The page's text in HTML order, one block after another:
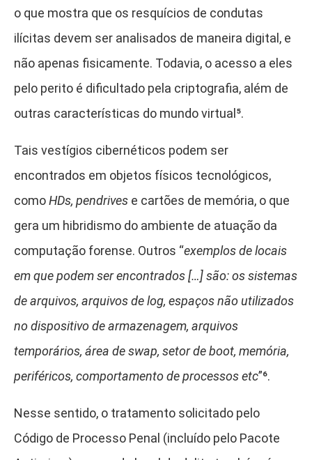
o que mostra que os resquícios de condutas
ilícitas devem ser analisados de maneira digital, e
não apenas fisicamente. Todavia, o acesso a eles
pelo perito é dificultado pela criptografia, além de
outras características do mundo virtual⁵.
Tais vestígios cibernéticos podem ser
encontrados em objetos físicos tecnológicos,
comoHDs, pendrives e cartões de memória, o que
gera um hibridismo do ambiente de atuação da
computação forense. Outros “exemplos de locais
em que podem ser encontrados […] são: os sistemas
de arquivos, arquivos de log, espaços não utilizados
no dispositivo de armazenagem, arquivos
temporários, área de swap, setor de boot, memória,
periféricos, comportamento de processos etc”⁶.
Nesse sentido, o tratamento solicitado pelo
Código de Processo Penal (incluído pelo Pacote